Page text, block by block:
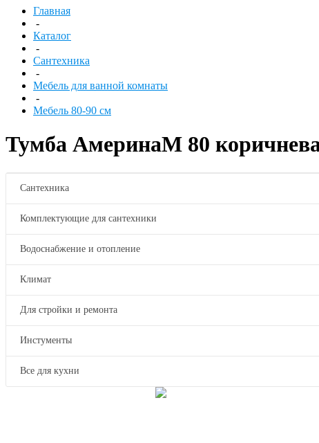
Главная
-
Каталог
-
Сантехника
-
Мебель для ванной комнаты
-
Мебель 80-90 см
Тумба АмеринаМ 80
Сантехника
Комплектующие для сантехники
Водоснабжение и отопление
Климат
Для стройки и ремонта
Инстументы
Все для кухни